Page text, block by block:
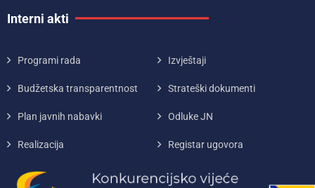
Interni akti
Programi rada Izvještaji
Budžetska transparentnost Strateški dokumenti
Plan javnih nabavki Odluke JN
Realizacija Registar ugovora